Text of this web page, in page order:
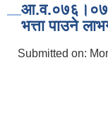
आ‍.व.०७६।०७७
भत्ता पाउने
Submitted on: